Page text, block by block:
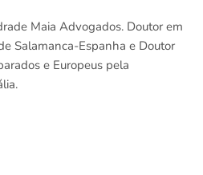
Maia Advogados. Doutor em
Salamanca-Espanha e Doutor
e Europeus pela